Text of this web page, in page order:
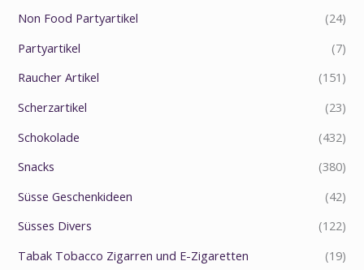
Non Food Partyartikel
(24)
Partyartikel
(7)
Raucher Artikel
(151)
Scherzartikel
(23)
Schokolade
(432)
Snacks
(380)
Süsse Geschenkideen
(42)
Süsses Divers
(122)
Tabak Tobacco Zigarren und E-Zigaretten
(19)